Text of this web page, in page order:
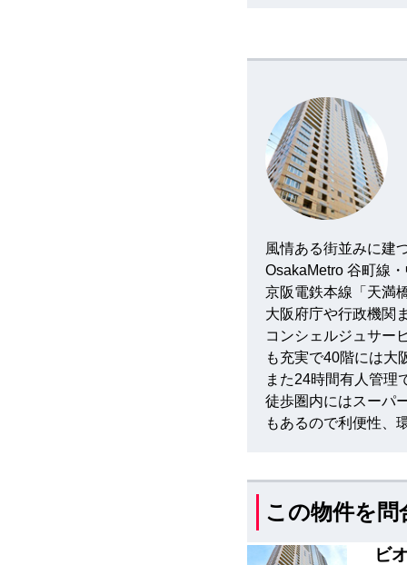
風情ある街並みに建
OsakaMetro 谷町線
京阪電鉄本線 「天
大阪府庁や行政機関
コンシェルジュサー
も充実で40階には大
また24時間有人管理
徒歩圏内にはスーパ
もあるので利便性、
この物件を問
ビ